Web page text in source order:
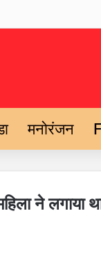
मनोरंजन
ने लगाया